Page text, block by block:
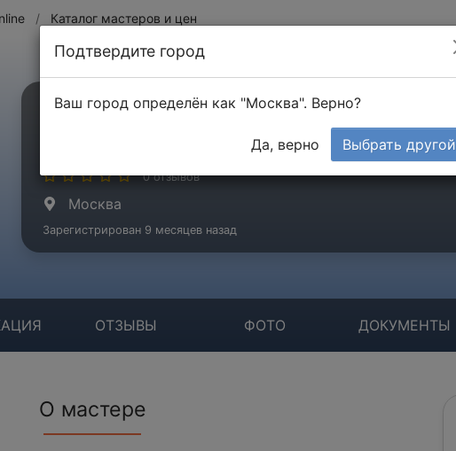
/ Каталог мастеров и цен
Гончаров Алесандр
0 отзывов
Москва
Зарегистрирован 9 месяцев назад
ОТЗЫВЫ ФОТО ДОКУМЕНТЫ
О мастере
Подтвердите город
Ваш город определён как "Москва". Верно?
Да, верно Выбрать другой